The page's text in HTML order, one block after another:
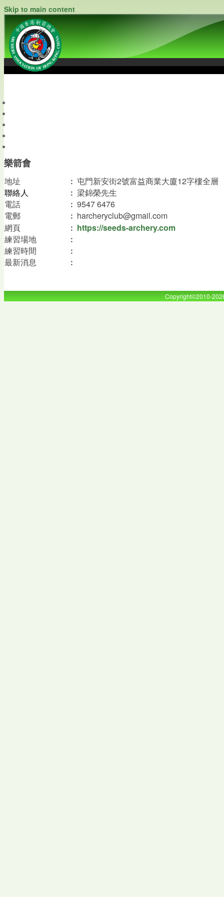
Skip to main content
樂箭會
地址 ︰ 屯門新安街2號富益商業大廈12字樓全層
聯絡人
︰ 梁錦榮先生
電話
︰ 9547 6476
電郵 ︰ harcheryclub@gmail.com
網頁
︰ https://seeds-archery.com
練習場地
︰
練習時間
︰
最新消息
︰
Copyright©2010-